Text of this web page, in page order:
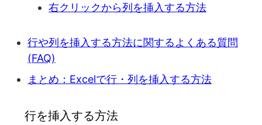
右クリックから列を挿入する方法
行や列を挿入する方法に関するよくある質問
(FAQ)
まとめ：Excelで行・列を挿入する方法
行を挿入する方法